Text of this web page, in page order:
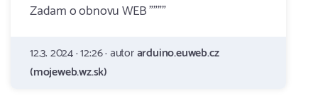
Zadam o obnovu WEB """"
12.3. 2024 · 12:26 · autorarduino.euweb.cz
(mojeweb.wz.sk)